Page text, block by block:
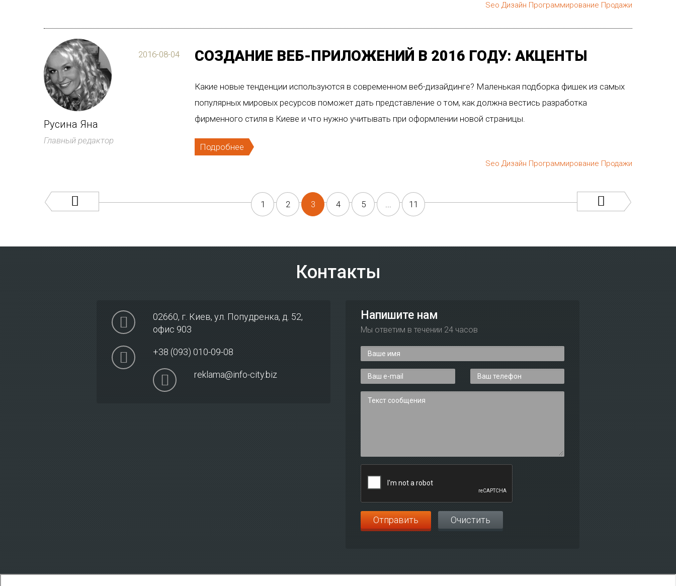
Seo Дизайн Программирование Продажи
2016-08-04
Русина Яна
Главный редактор
СОЗДАНИЕ ВЕБ-ПРИЛОЖЕНИЙ В 2016 ГОДУ: АКЦЕНТЫ
Какие новые тенденции используются в современном веб-дизайдинге? Маленькая подборка фишек из самых
популярных мировых ресурсов поможет дать представление о том, как должна вестись разработка
фирменного стиля в Киеве и что нужно учитывать при оформлении новой страницы.
Подробнее
Seo Дизайн Программирование Продажи
1 2 3 4 5 ... 11
Контакты
02660, г. Киев, ул. Попудренка, д. 52,
офис 903
+38 (093) 010-09-08
reklama@info-city.biz
Напишите нам
Мы ответим в течении 24 часов
Отправить Очистить